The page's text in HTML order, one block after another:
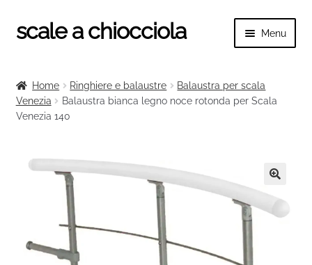
Vai
alla
Vai
al
scale a chiocciola Menu
menu
Tutte le scale
menu
Ringhiere e balaustre
Home Ringhiere e balaustre
Balaustra per scala
Venezia
Balaustra bianca legno noce rotonda per Scala
Venezia 140
🔍